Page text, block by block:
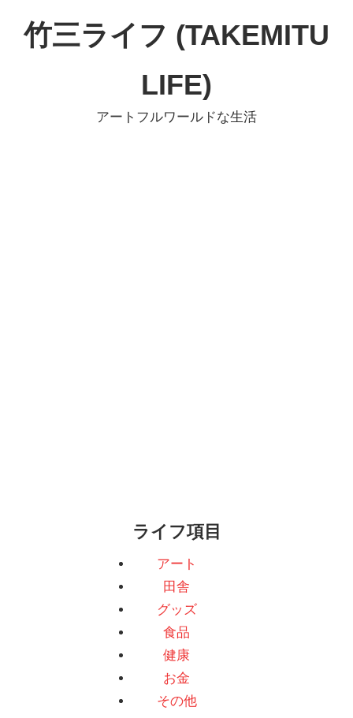
竹三ライフ (TAKEMITU
LIFE)
アートフルワールドな生活
ライフ項目
アート
田舎
グッズ
食品
健康
お金
その他